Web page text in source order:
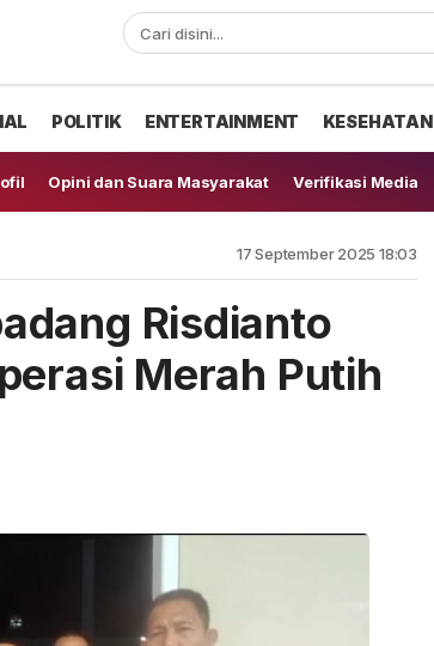
POLITIK ENTERTAINMENT KESEHATAN
Opini dan Suara Masyarakat Verifikasi Media
17 September 2025 18:03
Risdianto
Merah Putih